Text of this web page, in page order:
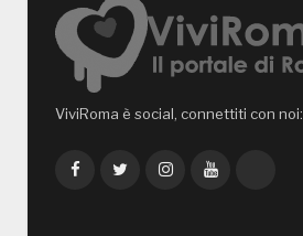
ViviRoma è social, connettiti con noi:
FacebookTwitterInstagramYouTube